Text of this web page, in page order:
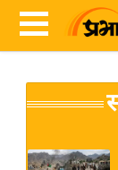
News
Hindi
ब